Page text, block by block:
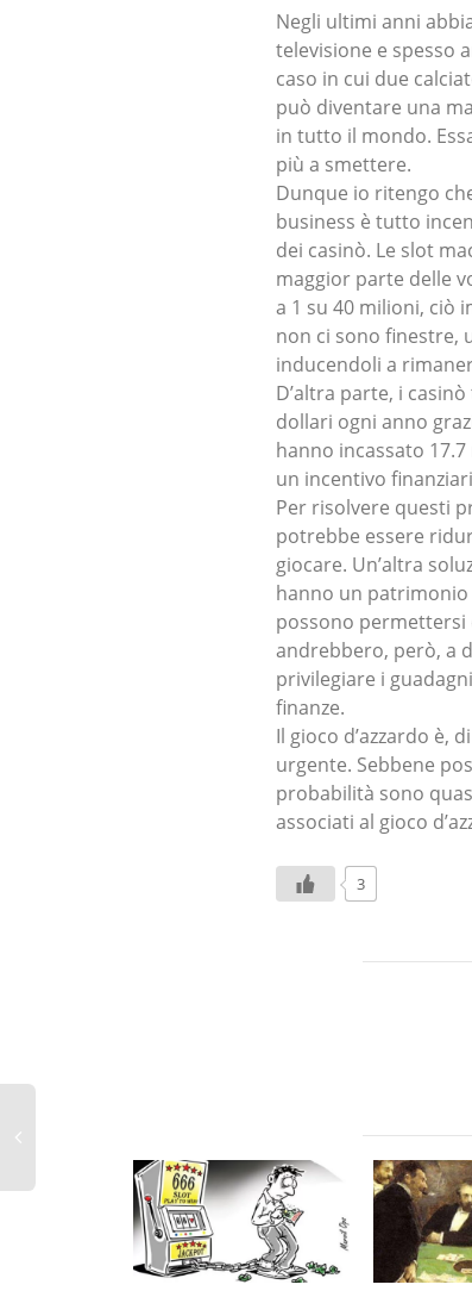
Negli ultimi anni
televisione e spesso
caso in cui due
può diventare una
in tutto il mondo.
più a smettere.
Dunque io ritengo
business è tutto
dei casinò. Le slot
maggior parte delle
a 1 su 40 milioni, ciò
non ci sono finestre,
inducendoli a
D’altra parte, i
dollari ogni anno
hanno incassato
un incentivo
Per risolvere questi
potrebbe essere
giocare. Un’altra
hanno un
possono permettersi
andrebbero, però, a
privilegiare i
finanze.
Il gioco d’azzardo è,
urgente. Sebbene
probabilità sono
associati al gioco
3